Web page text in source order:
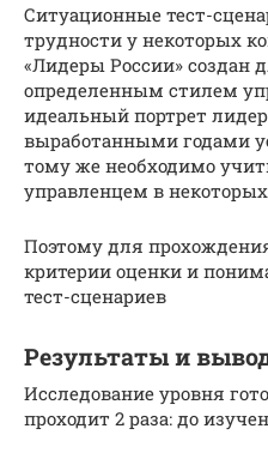
Ситуационные тест-
трудности у некоторых
«Лидеры России» создан
определенным стилем
идеальный портрет
выработанными годами
тому же необходимо
управленцем в
Поэтому для
критерии оценки и
тест-сценариев
Результаты и
Исследование уровня
проходит 2 раза: до